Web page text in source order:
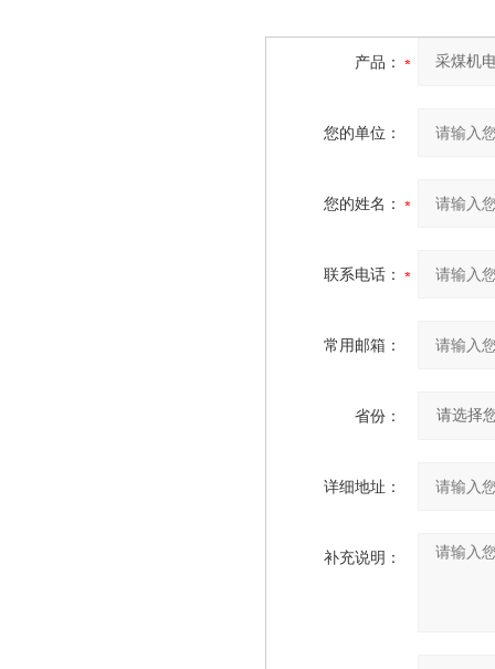
产品：
您的单位：
您的姓名：
联系电话：
常用邮箱：
省份：
详细地址：
补充说明：